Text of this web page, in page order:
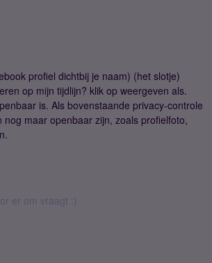
profiel dichtbij je naam) (het slotje)
op mijn tijdlijn? klik op weergeven als.
is. Als bovenstaande privacy-controle
maar openbaar zijn, zoals profielfoto,
er om vraagt :)